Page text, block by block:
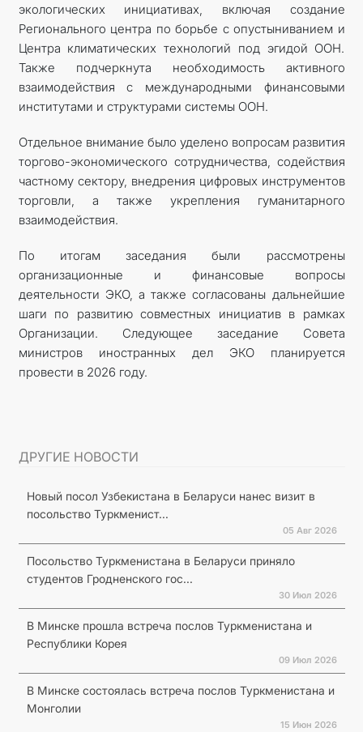
экологических инициативах, включая создание
Регионального центра по борьбе с опустыниванием и
Центра климатических технологий под эгидой ООН.
Также подчеркнута необходимость активного
взаимодействия с международными финансовыми
институтами и структурами системы ООН.
Отдельное внимание было уделено вопросам развития
торгово-экономического сотрудничества, содействия
частному сектору, внедрения цифровых инструментов
торговли, а также укрепления гуманитарного
взаимодействия.
По итогам заседания были рассмотрены
организационные и финансовые вопросы
деятельности ЭКО, а также согласованы дальнейшие
шаги по развитию совместных инициатив в рамках
Организации. Следующее заседание Совета
министров иностранных дел ЭКО планируется
провести в 2026 году.
ДРУГИЕ НОВОСТИ
Новый посол Узбекистана в Беларуси нанес визит в
посольство Туркменист...
05 Авг 2026
Посольство Туркменистана в Беларуси приняло
студентов Гродненского гос...
30 Июл 2026
В Минске прошла встреча послов Туркменистана и
Республики Корея
09 Июл 2026
В Минске состоялась встреча послов Туркменистана и
Монголии
15 Июн 2026